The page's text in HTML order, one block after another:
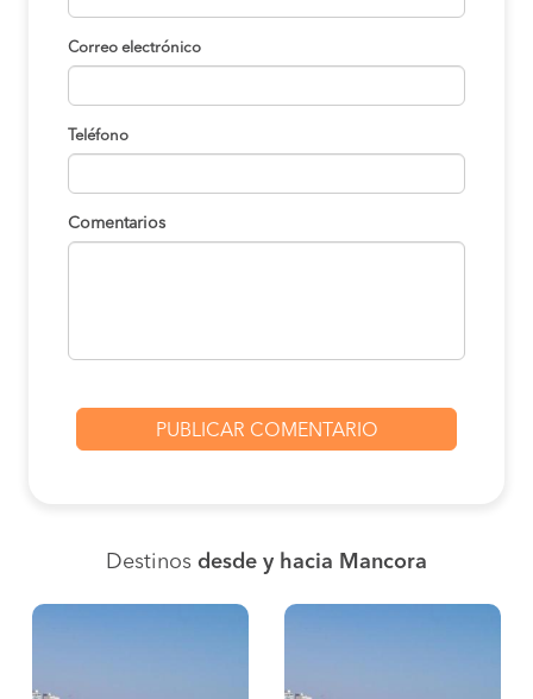
Correo electrónico
Teléfono
Comentarios
Destinos desde y hacia Mancora